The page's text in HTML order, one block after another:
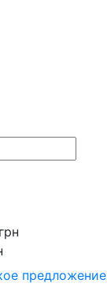
предложение